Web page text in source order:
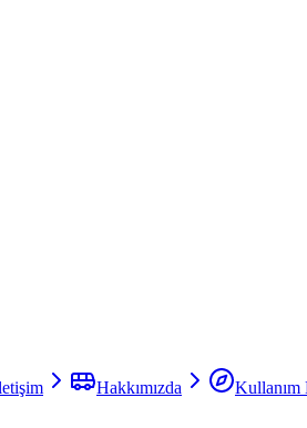
Hakkımızda
Kullanım